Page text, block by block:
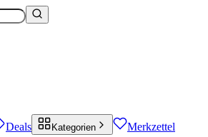
Deals Kategorien Merkzettel